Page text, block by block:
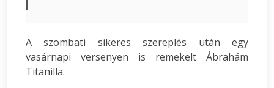
A szombati sikeres szereplés után egy
vasárnapi versenyen is remekelt Ábrahám
Titanilla.